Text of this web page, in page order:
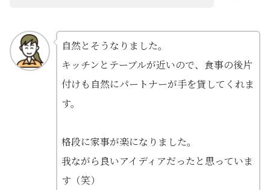
自然とそうなりました。
キッチンとテーブルが近いので、食事の後片
付けも自然にパートナーが手を貸してくれま
す。
格段に家事が楽になりました。
我ながら良いアイディアだったと思っていま
す（笑）